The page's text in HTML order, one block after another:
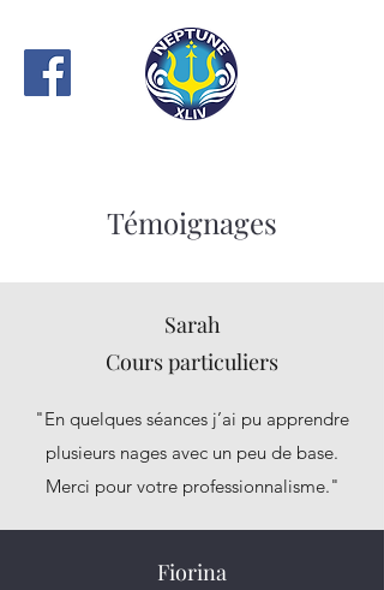
Témoignages
Sarah
Cours particuliers
"En quelques séances j’ai pu apprendre
plusieurs nages avec un peu de base.
Merci pour votre professionnalisme."
Fiorina